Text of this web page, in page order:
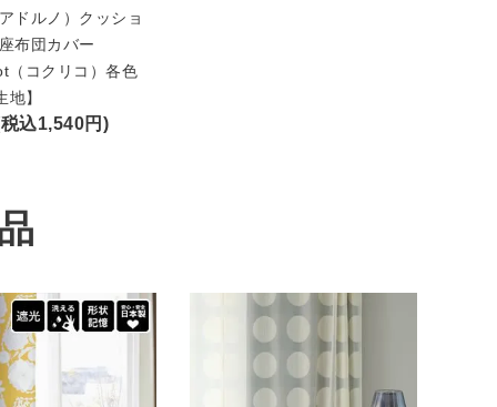
ドルノ）クッショ
布団カバー
（コクリコ）各色
地】
込1,540円)